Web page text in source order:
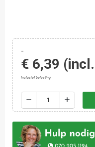
-
€ 6,39
Inclusief belasting
remove add